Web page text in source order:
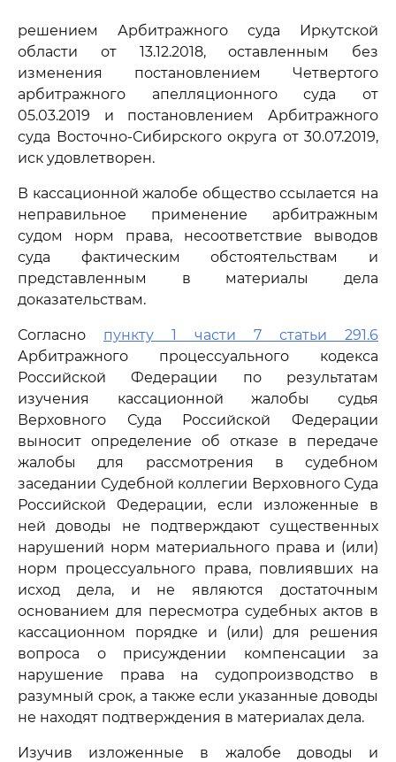
решением Арбитражного суда Иркутской
области от 13.12.2018, оставленным без
изменения постановлением Четвертого
арбитражного апелляционного суда от
05.03.2019 и постановлением Арбитражного
суда Восточно-Сибирского округа от 30.07.2019,
иск удовлетворен.
В кассационной жалобе общество ссылается на
неправильное применение арбитражным
судом норм права, несоответствие выводов
суда фактическим обстоятельствам и
представленным в материалы дела
доказательствам.
Согласно пункту 1 части 7 статьи 291.6
Арбитражного процессуального кодекса
Российской Федерации по результатам
изучения кассационной жалобы судья
Верховного Суда Российской Федерации
выносит определение об отказе в передаче
жалобы для рассмотрения в судебном
заседании Судебной коллегии Верховного Суда
Российской Федерации, если изложенные в
ней доводы не подтверждают существенных
нарушений норм материального права и (или)
норм процессуального права, повлиявших на
исход дела, и не являются достаточным
основанием для пересмотра судебных актов в
кассационном порядке и (или) для решения
вопроса о присуждении компенсации за
нарушение права на судопроизводство в
разумный срок, а также если указанные доводы
не находят подтверждения в материалах дела.
Изучив изложенные в жалобе доводы и